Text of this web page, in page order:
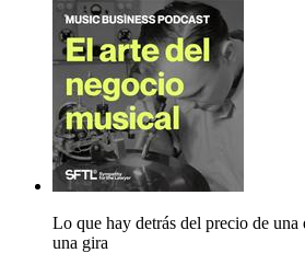
Lo que hay detrás del precio de una
una gira